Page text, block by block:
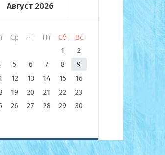
Август 2026
Ср Чт Пт Сб
Вс
1
2
5 6 7 8
9
12 13 14 15
16
19 20 21 22
23
26 27 28 29
30